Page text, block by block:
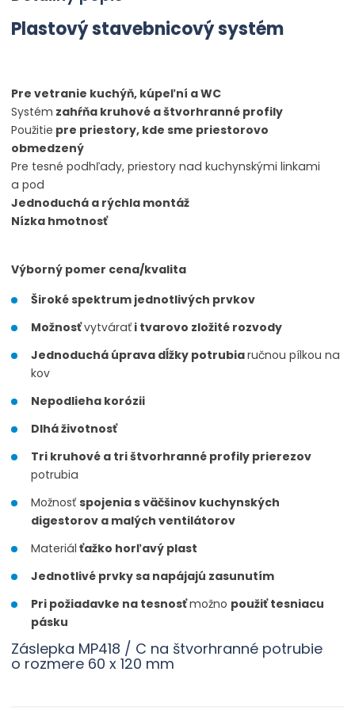
Plastový stavebnicový systém
Pre vetranie kuchýň, kúpeľní a WC
Systém zahŕňa kruhové a štvorhranné profily
Použitie pre priestory, kde sme priestorovo
obmedzený
Pre tesné podhľady, priestory nad kuchynskými linkami
a pod
Jednoduchá a rýchla montáž
Nízka hmotnosť
Výborný pomer cena/kvalita
Široké spektrum jednotlivých prvkov
Možnosťvytvárať i tvarovo zložité rozvody
Jednoduchá úprava dĺžky potrubiaručnou pílkou na
kov
Nepodlieha korózii
Dlhá životnosť
Tri kruhové a tri štvorhranné profily prierezov
potrubia
Možnosťspojenia s väčšinov kuchynských
digestorov a malých ventilátorov
Materiál ťažko horľavý plast
Jednotlivé prvky sa napájajú zasunutím
Pri požiadavke na tesnosťmožno použiť tesniacu
pásku
Záslepka MP418 / C na štvorhranné potrubie
o rozmere 60 x 120 mm